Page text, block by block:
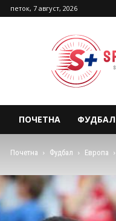
петок, 7 август, 2026
Sport
Plus
Macedonia
ПОЧЕТНА ФУДБАЛ
Почетна Фудбал Европа